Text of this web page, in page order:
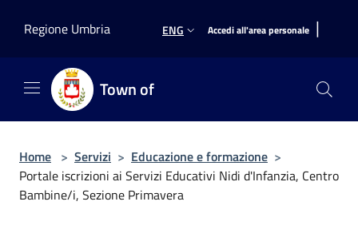
Regione Umbria
ENG Accedi all'area personale |
Town of
Home > Servizi > Educazione e formazione >
Portale iscrizioni ai Servizi Educativi Nidi d'Infanzia, Centro
Bambine/i, Sezione Primavera